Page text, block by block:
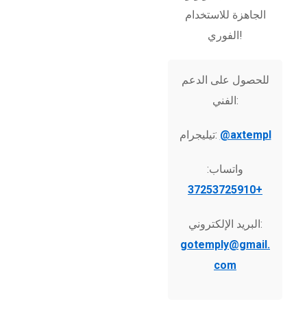
الجاهزة للاستخدام
الفوري!
للحصول على الدعم
الفني:
تيليجرام: @axtempl
واتساب:
+37253725910
البريد الإلكتروني:
gotemply@gmail.
com